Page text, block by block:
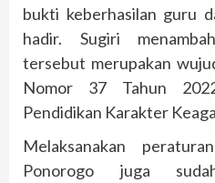
bukti keberhasilan guru
hadir. Sugiri
tersebut merupakan
Nomor 37 Tahun
Pendidikan Karakter
Melaksanakan
Ponorogo juga